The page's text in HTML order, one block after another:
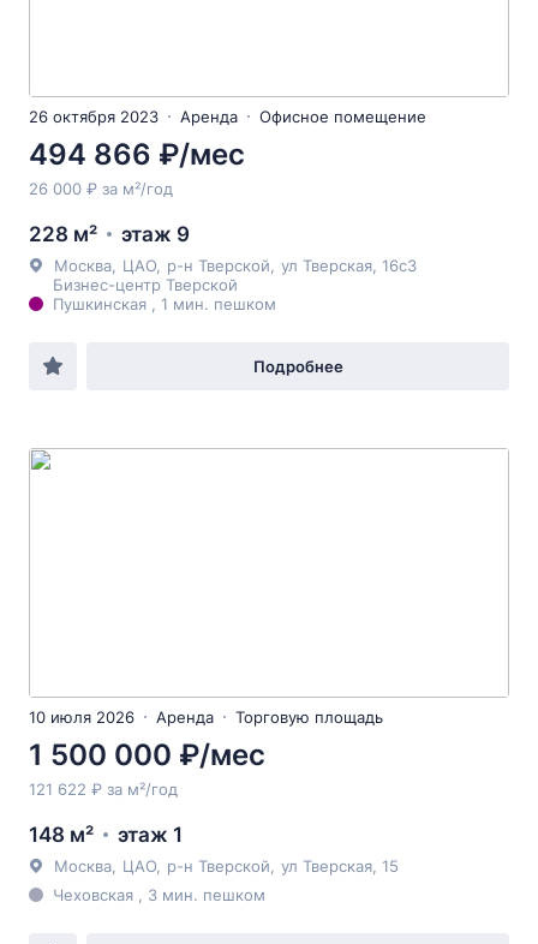
26 октября 2023 Аренда Офисное помещение
494 866 ₽/мес
26 000 ₽ за м²/год
228 м² этаж 9
Москва ЦАО р-н Тверской ул Тверская , 16с3
Бизнес-центр Тверской
Пушкинская , 1 мин. пешком
Подробнее
10 июля 2026 Аренда Торговую площадь
1 500 000 ₽/мес
121 622 ₽ за м²/год
148 м² этаж 1
Москва ЦАО р-н Тверской ул Тверская , 15
Чеховская , 3 мин. пешком